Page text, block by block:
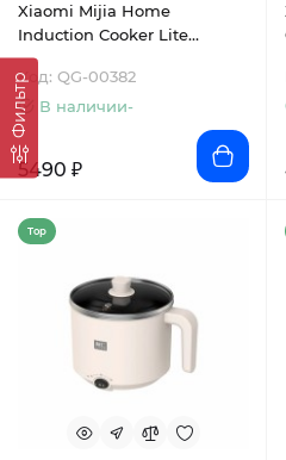
Фильтр
Xiaomi Mijia Home
Induction Cooker Lite
(DCL002CM)
Код: QG-00382
В наличии-
5490 ₽
Top